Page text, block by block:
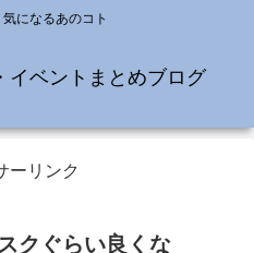
になるあのコト
イベントまとめブログ
ーリンク
クぐらい良くな